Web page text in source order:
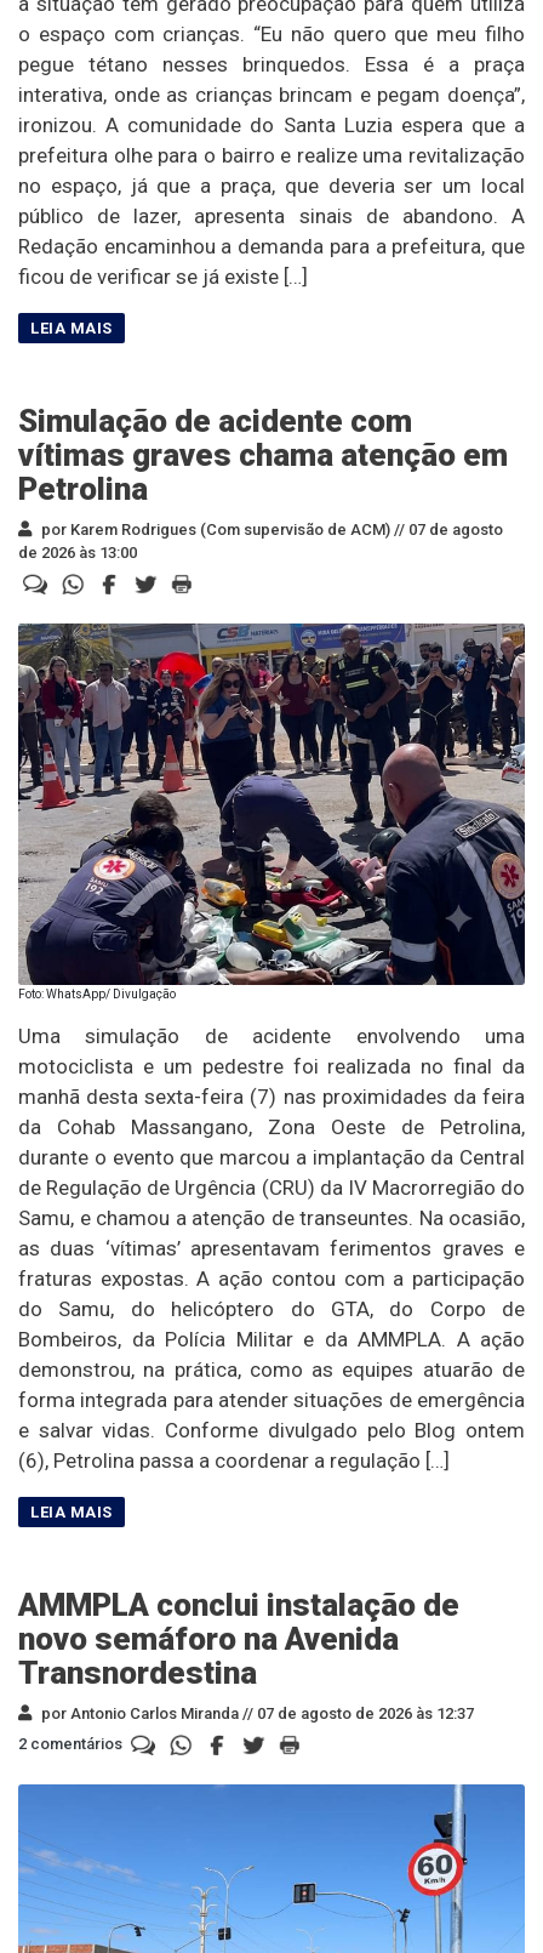
o espaço com crianças. “Eu não quero que meu filho
pegue tétano nesses brinquedos. Essa é a praça
interativa, onde as crianças brincam e pegam doença”,
ironizou. A comunidade do Santa Luzia espera que a
prefeitura olhe para o bairro e realize uma revitalização
no espaço, já que a praça, que deveria ser um local
público de lazer, apresenta sinais de abandono. A
Redação encaminhou a demanda para a prefeitura, que
ficou de verificar se já existe […]
Simulação de acidente com
vítimas graves chama atenção em
Petrolina
por Karem Rodrigues (Com supervisão de ACM) // 07 de agosto
de 2026 às 13:00
Foto: WhatsApp/ Divulgação
Uma simulação de acidente envolvendo uma
motociclista e um pedestre foi realizada no final da
manhã desta sexta-feira (7) nas proximidades da feira
da Cohab Massangano, Zona Oeste de Petrolina,
durante o evento que marcou a implantação da Central
de Regulação de Urgência (CRU) da IV Macrorregião do
Samu, e chamou a atenção de transeuntes. Na ocasião,
as duas ‘vítimas’ apresentavam ferimentos graves e
fraturas expostas. A ação contou com a participação
do Samu, do helicóptero do GTA, do Corpo de
Bombeiros, da Polícia Militar e da AMMPLA. A ação
demonstrou, na prática, como as equipes atuarão de
forma integrada para atender situações de emergência
e salvar vidas. Conforme divulgado pelo Blog ontem
(6), Petrolina passa a coordenar a regulação […]
AMMPLA conclui instalação de
novo semáforo na Avenida
Transnordestina
por Antonio Carlos Miranda // 07 de agosto de 2026 às 12:37
2 comentários